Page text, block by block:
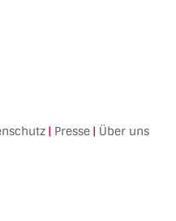
| Presse | Über uns